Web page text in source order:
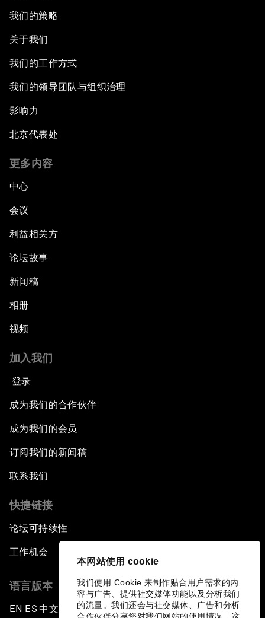
本网站使用 cookie
我们使用 Cookie 来制作贴合用户需求的内
容与广告、提供社交媒体功能以及分析我们
的流量。我们还会与社交媒体、广告和分析
我们的策略
关于我们
我们的工作方式
我们的领导团队与组织治理
影响力
北京代表处
更多内容
中心
会议
利益相关方
论坛故事
新闻稿
相册
视频
加入我们
登录
成为我们的合作伙伴
成为我们的会员
订阅我们的新闻稿
联系我们
快捷链接
论坛可持续性
工作机会
语言版本
EN ▪ ES▪中文▪ 日本語